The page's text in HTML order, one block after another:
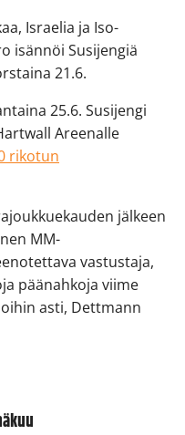
Israelia ja Iso-
isännöi Susijengiä
21.6.
25.6. Susijengi
Areenalle
rikotun
jälkeen
MM-
vastustaja,
päänahkoja viime
asti, Dettmann